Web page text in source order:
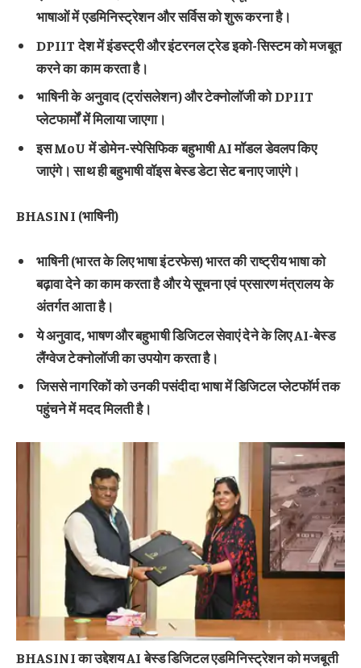
भाषाओं में एडमिनिस्ट्रेशन और सर्विस को शुरू करना है।
DPIIT देश में इंडस्ट्री और इंटरनल ट्रेड इको-सिस्टम को मजबूत
करने का काम करता है।
भाषिनी के अनुवाद (ट्रांसलेशन) और टेक्नोलॉजी को DPIIT
प्लेटफार्मों में मिलाया जाएगा।
इस MoU में डोमेन-स्पेसिफिक बहुभाषी AI मॉडल डेवलप किए
जाएंगे। साथ ही बहुभाषी वॉइस बेस्ड डेटा सेट बनाए जाएंगे।
BHASINI (भाषिनी)
भाषिनी (भारत के लिए भाषा इंटरफेस) भारत की राष्ट्रीय भाषा को
बढ़ावा देने का काम करता है और ये सूचना एवं प्रसारण मंत्रालय के
अंतर्गत आता है।
ये अनुवाद, भाषण और बहुभाषी डिजिटल सेवाएं देने के लिए AI-बेस्ड
लैंग्वेज टेक्नोलॉजी का उपयोग करता है।
जिससे नागरिकों को उनकी पसंदीदा भाषा में डिजिटल प्लेटफॉर्म तक
पहुंचने में मदद मिलती है।
BHASINI का उद्देशय AI बेस्ड डिजिटल एडमिनिस्ट्रेशन को मजबूती